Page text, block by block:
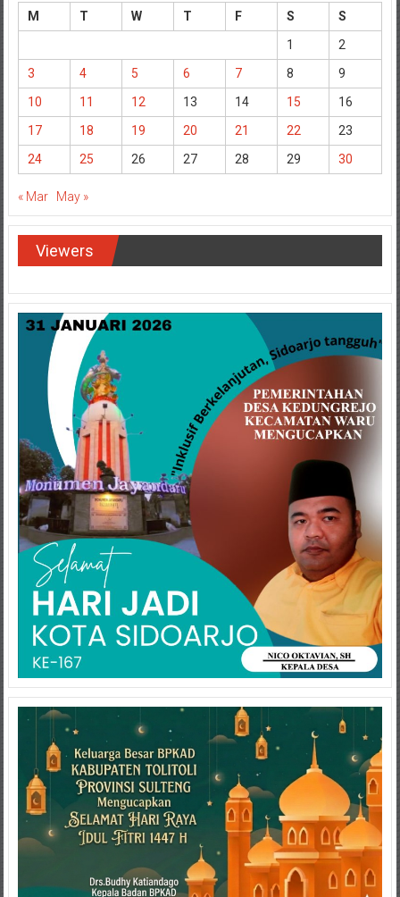
M T W T F S
S
1
2
3
4 5 6 7 8
9
10
11 12 13 14 15
16
17
18 19 20 21 22
23
24
25 26 27 28 29 30
« Mar May »
Viewers